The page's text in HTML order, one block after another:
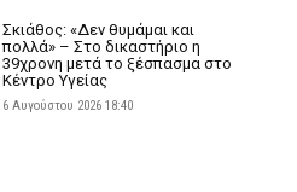
Σκιάθος: «Δεν θυμάμαι και
πολλά» – Στο δικαστήριο η
39χρονη μετά το ξέσπασμα στο
Κέντρο Υγείας
6 Αυγούστου 2026 18:40